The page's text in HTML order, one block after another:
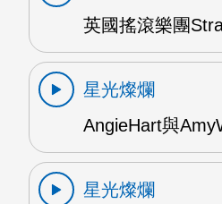
英國搖滾樂團
星光燦爛
AngieHart與
星光燦爛